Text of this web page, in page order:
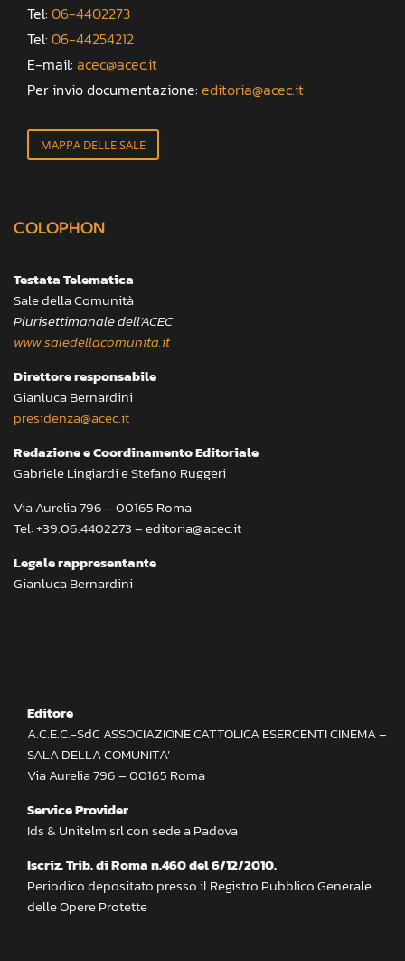
Tel: 06-4402273
Tel: 06-44254212
E-mail: acec@acec.it
Per invio documentazione: editoria@acec.it
MAPPA DELLE SALE
COLOPHON
Testata Telematica
Sale della Comunità
Plurisettimanale dell’ACEC
www.saledellacomunita.it
Direttore responsabile
Gianluca Bernardini
presidenza@acec.it
Redazione e Coordinamento Editoriale
Gabriele Lingiardi e Stefano Ruggeri
Via Aurelia 796 – 00165 Roma
Tel: +39.06.4402273 – editoria@acec.it
Legale rappresentante
Gianluca Bernardini
Editore
A.C.E.C.-SdC ASSOCIAZIONE CATTOLICA ESERCENTI CINEMA –
SALA DELLA COMUNITA’
Via Aurelia 796 – 00165 Roma
Service Provider
Ids & Unitelm srl con sede a Padova
Iscriz. Trib. di Roma n.460 del 6/12/2010.
Periodico depositato presso il Registro Pubblico Generale
delle Opere Protette